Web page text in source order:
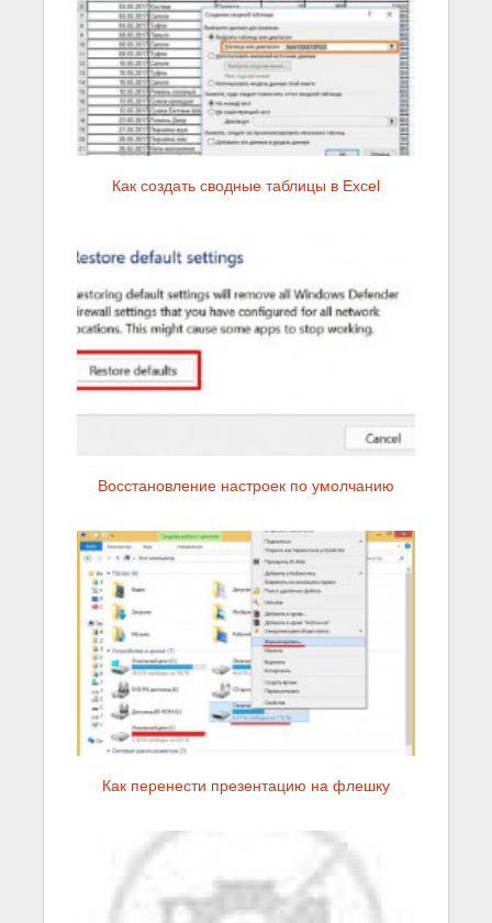
Как создать сводные таблицы в Excel
Восстановление настроек по умолчанию
Как перенести презентацию на флешку